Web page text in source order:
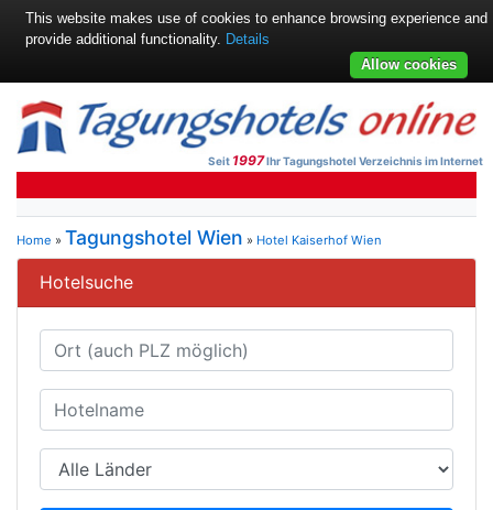
Seit 1997Ihr Tagungshotel Verzeichnis im Internet
Home » Tagungshotel Wien » Hotel Kaiserhof Wien
Hotelsuche
This website makes use of cookies to enhance browsing experience and
provide additional functionality. Details
Allow cookies